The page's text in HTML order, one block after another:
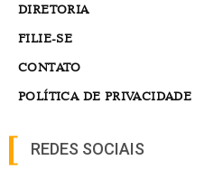
DIRETORIA
FILIE-SE
CONTATO
POLÍTICA DE PRIVACIDADE
REDES SOCIAIS